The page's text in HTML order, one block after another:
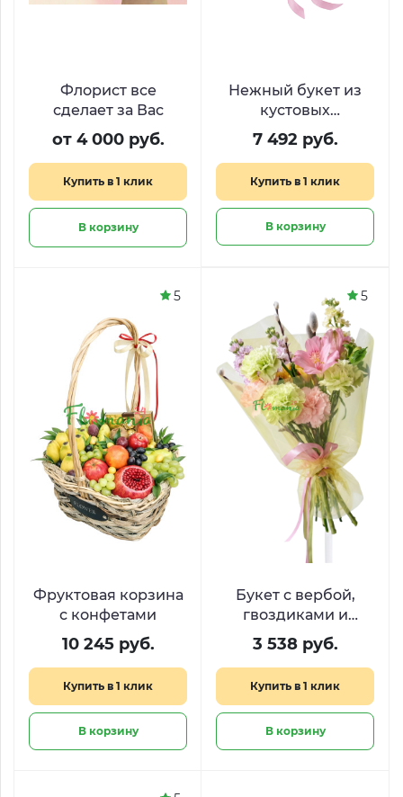
Флорист все
сделает за Вас
от 4 000 руб.
Купить в 1 клик
В корзину
Нежный букет из
кустовых
пионовидных роз
сорта Бомбастик
7 492 руб.
Купить в 1 клик
В корзину
Фруктовая корзина
с конфетами
10 245 руб.
Купить в 1 клик
В корзину
5
Букет с вербой,
гвоздиками и
альстромериями
«Весенний рассвет»
3 538 руб.
Купить в 1 клик
В корзину
5